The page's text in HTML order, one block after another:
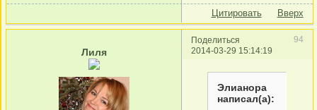
Цитировать Вверх
Поделиться
94
2014-03-29 15:14:19
Лиля
Элианора
написал(а):